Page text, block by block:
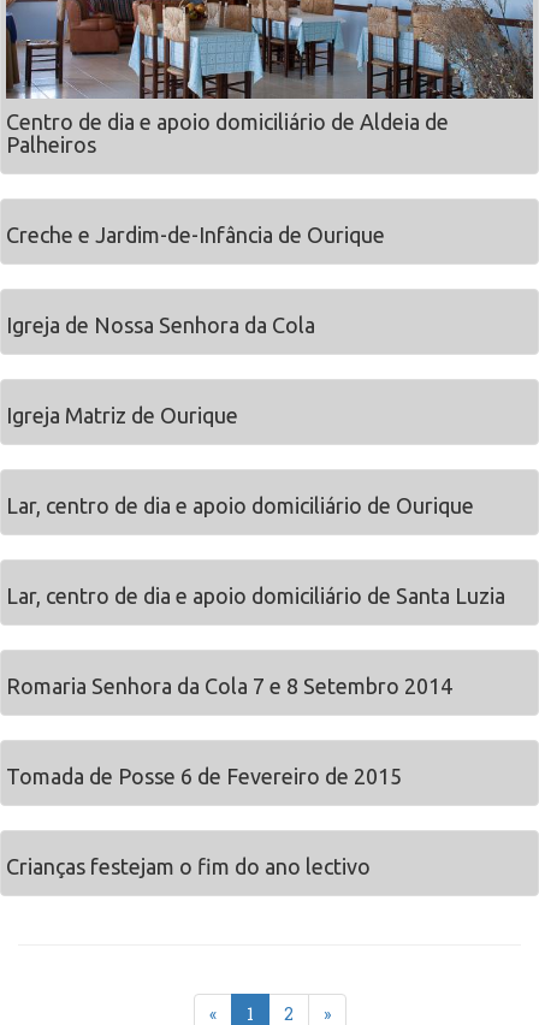
Centro de dia e apoio domiciliário de Aldeia de
Palheiros
Creche e Jardim-de-Infância de Ourique
Igreja de Nossa Senhora da Cola
Igreja Matriz de Ourique
Lar, centro de dia e apoio domiciliário de Ourique
Lar, centro de dia e apoio domiciliário de Santa Luzia
Romaria Senhora da Cola 7 e 8 Setembro 2014
Tomada de Posse 6 de Fevereiro de 2015
Crianças festejam o fim do ano lectivo
« 1 2 »